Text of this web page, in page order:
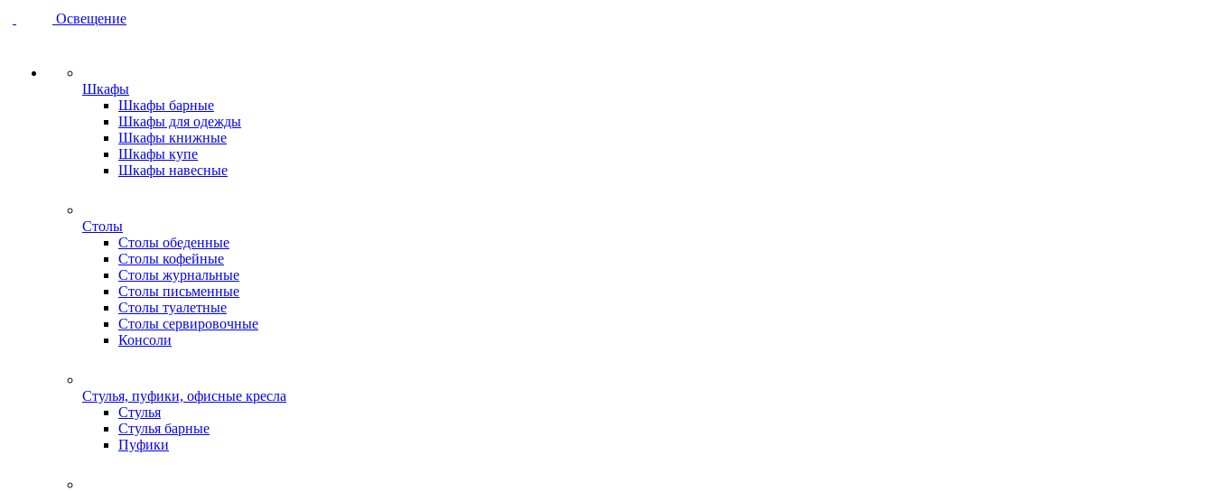
Освещение
Шкафы
Шкафы барные
Шкафы для одежды
Шкафы книжные
Шкафы купе
Шкафы навесные
Столы
Столы обеденные
Столы кофейные
Столы журнальные
Столы письменные
Столы туалетные
Столы сервировочные
Консоли
Стулья, пуфики, офисные кресла
Стулья
Стулья барные
Пуфики